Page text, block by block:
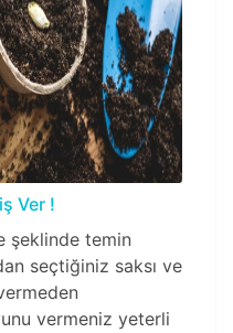
Ver !
şeklinde temin
seçtiğiniz saksı ve
vermeniz yeterli